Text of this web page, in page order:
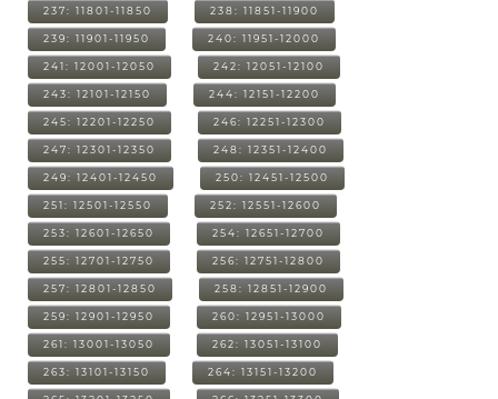
237: 11801-11850 238: 11851-11900
239: 11901-11950 240: 11951-12000
241: 12001-12050 242: 12051-12100
243: 12101-12150 244: 12151-12200
245: 12201-12250 246: 12251-12300
247: 12301-12350 248: 12351-12400
249: 12401-12450 250: 12451-12500
251: 12501-12550 252: 12551-12600
253: 12601-12650 254: 12651-12700
255: 12701-12750 256: 12751-12800
257: 12801-12850 258: 12851-12900
259: 12901-12950 260: 12951-13000
261: 13001-13050 262: 13051-13100
263: 13101-13150 264: 13151-13200